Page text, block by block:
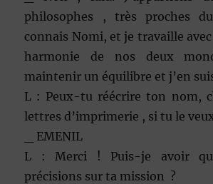
philosophes , très proches
connais Nomi, et je travaille
harmonie de nos deux
maintenir un équilibre et j’en
L : Peux-tu réécrire ton nom,
lettres d’imprimerie , si tu le
_ EMENIL
L : Merci ! Puis-je avoir
précisions sur ta mission ?